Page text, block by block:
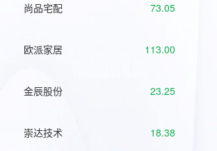
尚品宅配 73.05
欧派家居 113.00
金辰股份 23.25
崇达技术 18.38